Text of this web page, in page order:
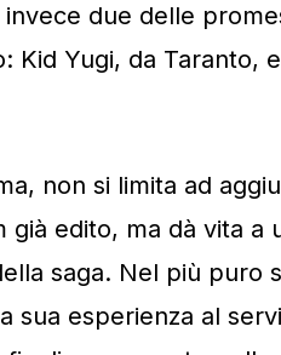
due delle
Kid Yugi, da Taranto,
non si limita ad
edito, ma dà vita a
saga. Nel più puro
sua esperienza al